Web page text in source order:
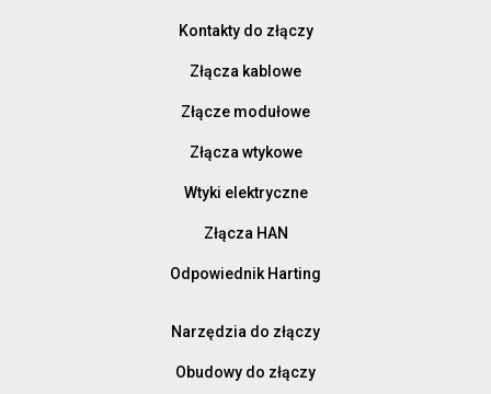
Kontakty do złączy
Złącza kablowe
Złącze modułowe
Złącza wtykowe
Wtyki elektryczne
Złącza HAN
Odpowiednik Harting
Narzędzia do złączy
Obudowy do złączy